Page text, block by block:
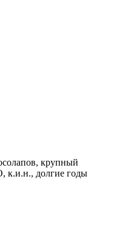
крупный
к.и.н., долгие годы